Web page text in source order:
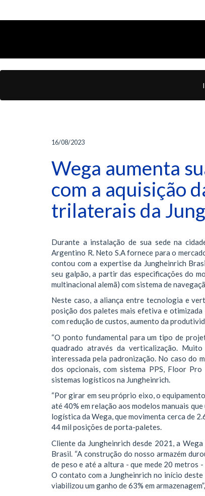
16/08/2023
Wega aumenta
com a aquisição
trilaterais da
Durante a instalação de sua sede na
Argentino R. Neto S.A fornece para o
contou com a expertise da Jungheinrich
seu galpão, a partir das especificações do
multinacional alemã) com sistema de
Neste caso, a aliança entre tecnologia e
posição dos paletes mais efetiva e
com redução de custos, aumento da
“O ponto fundamental para um tipo de
quadrado através da verticalização.
interessada pela padronização. No caso do
dos opcionais, com sistema PPS, Floor
sistemas logísticos na Jungheinrich.
“Por girar em seu próprio eixo, o
até 40% em relação aos modelos manuais
logística da Wega, que movimenta cerca de
44 mil posições de porta-paletes.
Cliente da Jungheinrich desde 2021, a
Brasil. “A construção do nosso armazém
de peso e até a altura - que mede 20 metros
O contato com a Jungheinrich no início
viabilizou um ganho de 63% em